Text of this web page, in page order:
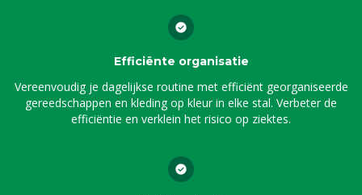
Efficiënte organisatie
Vereenvoudig je dagelijkse routine met efficiënt georganiseerde
gereedschappen en kleding op kleur in elke stal. Verbeter de
efficiëntie en verklein het risico op ziektes.